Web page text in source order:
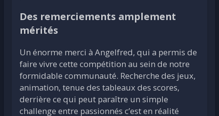
Des remerciements amplement
mérités
Un énorme merci à Angelfred, qui a permis de
faire vivre cette compétition au sein de notre
formidable communauté. Recherche des jeux,
animation, tenue des tableaux des scores,
derrière ce qui peut paraître un simple
challenge entre passionnés c’est en réalité